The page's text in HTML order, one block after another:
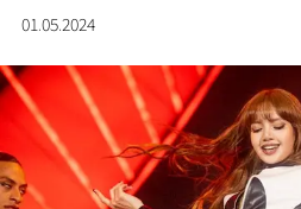
01.05.2024